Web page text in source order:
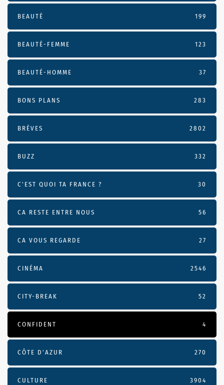
BEAUTÉ 199
BEAUTÉ-FEMME 123
BEAUTÉ-HOMME 37
BONS PLANS 283
BRÈVES 2802
BUZZ 332
C'EST QUOI TA FRANCE ? 30
CA RESTE ENTRE NOUS 56
CA VOUS REGARDE 27
CINÉMA 2546
CITY-BREAK 52
CONFIDENT 4
CÔTE D’AZUR 270
CULTURE 3904